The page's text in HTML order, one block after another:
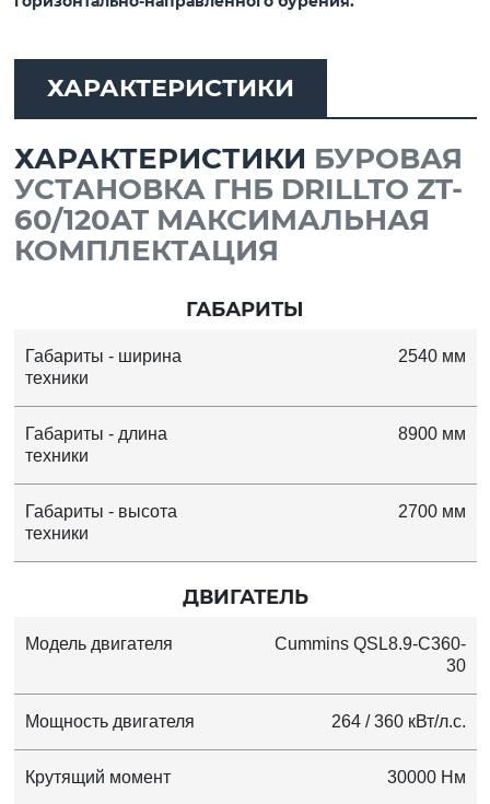
ХАРАКТЕРИСТИКИ
ХАРАКТЕРИСТИКИ БУРОВАЯ
УСТАНОВКА ГНБ DRILLTO ZT-
60/120AT МАКСИМАЛЬНАЯ
КОМПЛЕКТАЦИЯ
ГАБАРИТЫ
Габариты - ширина
техники
2540 мм
Габариты - длина
техники
8900 мм
Габариты - высота
техники
2700 мм
ДВИГАТЕЛЬ
Модель двигателя
Cummins QSL8.9-C360-
30
Мощность двигателя 264 / 360 кВт/л.с.
Крутящий момент 30000 Нм